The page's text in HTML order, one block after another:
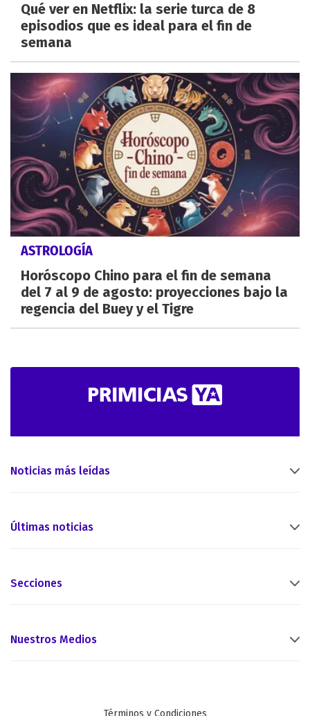
Qué ver en Netflix: la serie turca de 8
episodios que es ideal para el fin de
semana
ASTROLOGÍA
Horóscopo Chino para el fin de semana
del 7 al 9 de agosto: proyecciones bajo la
regencia del Buey y el Tigre
Noticias más leídas
Últimas noticias
Secciones
Nuestros Medios
Términos y Condiciones